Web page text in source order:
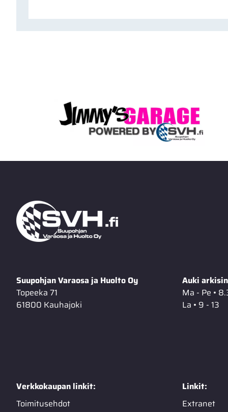
Suupohjan Varaosa ja Huolto Oy
Topeeka 71
61800 Kauhajoki
Auki
Ma - Pe •
La • 9 - 13
Verkkokaupan linkit:
Toimitusehdot
Linkit:
Extranet